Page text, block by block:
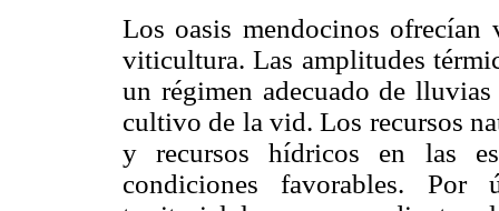
Los oasis mendocinos ofrecían
viticultura. Las amplitudes
un régimen adecuado de
cultivo de la vid. Los recursos
y recursos hídricos en las
condiciones favorables. Por